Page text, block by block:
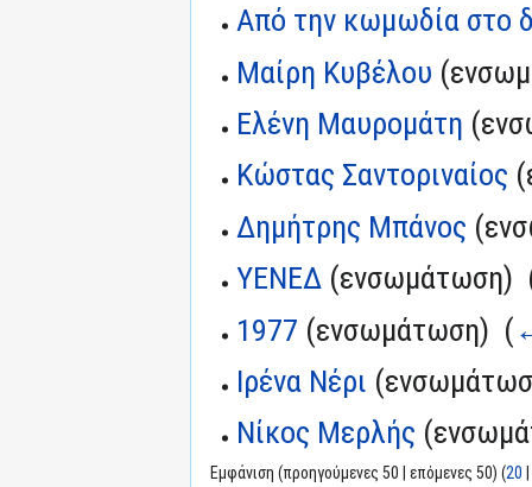
Από την κωμωδία στο
Μαίρη Κυβέλου
Ελένη Μαυρομάτη
Κώστας Σαντοριναίος
Δημήτρης Μπάνος
ΥΕΝΕΔ (ενσωμάτωση) ‎
1977 (ενσωμάτωση) ‎ (
Ιρένα Νέρι
Νίκος Μερλής
Εμφάνιση (προηγούμενες 50 | επόμενες 50) (20